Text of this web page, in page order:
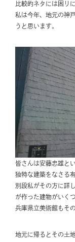
比較的ネタには困り
私は今年、地元の神
うと思います。
皆さんは安藤忠雄と
独特な建築をなさる
別段私がその方に詳
が作った建物がいく
兵庫県立美術館もそ
地元に帰るとその土